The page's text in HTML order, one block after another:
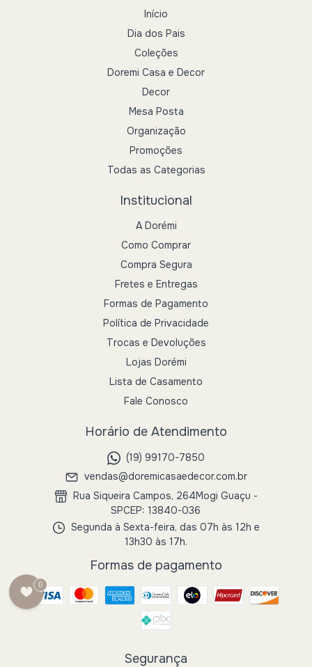
Início
Dia dos Pais
Coleções
Doremi Casa e Decor
Decor
Mesa Posta
Organização
Promoções
Todas as Categorias
Institucional
A Dorémi
Como Comprar
Compra Segura
Fretes e Entregas
Formas de Pagamento
Política de Privacidade
Trocas e Devoluções
Lojas Dorémi
Lista de Casamento
Fale Conosco
Horário de Atendimento
(19) 99170-7850
vendas@doremicasaedecor.com.br
Rua Siqueira Campos, 264Mogi Guaçu -
SPCEP: 13840-036
Segunda à Sexta-feira, das 07h às 12h e
13h30 às 17h.
Formas de pagamento
Segurança
0